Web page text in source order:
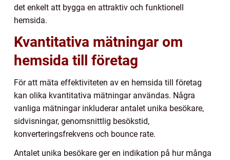
det enkelt att bygga en attraktiv och funktionell
hemsida.
Kvantitativa mätningar om
hemsida till företag
För att mäta effektiviteten av en hemsida till företag
kan olika kvantitativa mätningar användas. Några
vanliga mätningar inkluderar antalet unika besökare,
sidvisningar, genomsnittlig besökstid,
konverteringsfrekvens och bounce rate.
Antalet unika besökare ger en indikation på hur många